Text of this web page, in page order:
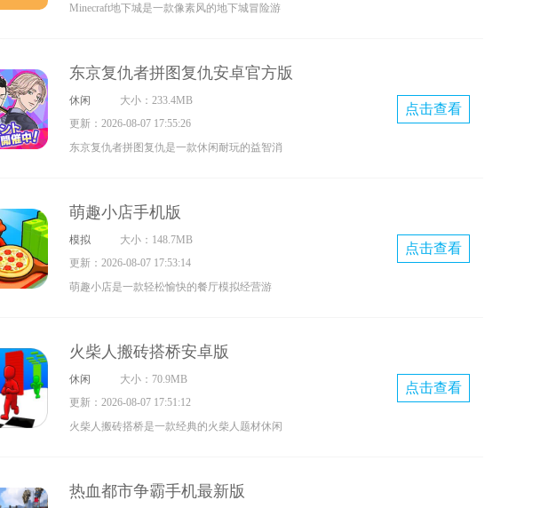
Minecraft地下城是一款像素风的地下城冒险游
的世界。它模仿《我的世界》的建筑风格来构
建地图场景，涵盖多种战斗冒险模式，并且支
持多人联机一同探索。玩家能够收集材料，制
获取材料。
东京复仇者拼图复仇安卓官方版
休闲
大小：233.4MB
更新：2026-08-07 17:55:26
东京复仇者拼图复仇是一款休闲耐玩的益智消
典画风，众多熟悉的动漫角色也将一一登场。
玩家通过不断挑战，能够解锁更多冒险街区。
点击查看
萌趣小店手机版
模拟
大小：148.7MB
更新：2026-08-07 17:53:14
萌趣小店是一款轻松愉快的餐厅模拟经营游
披萨、汉堡、甜甜圈等丰富多样的美食，为造
型可爱的顾客提供服务，还能解锁新的食谱并
升级设备。游戏画风温馨、操作简单却蕴含着
点击查看
火柴人搬砖搭桥安卓版
休闲
大小：70.9MB
更新：2026-08-07 17:51:12
火柴人搬砖搭桥是一款经典的火柴人题材休闲
木来搭建桥梁，从而抵达终点完成挑战。玩家
点击查看
热血都市争霸手机最新版